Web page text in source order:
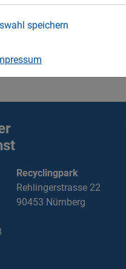
Recyclingpark
Rehlingerstrasse 22
90453 Nürnberg
speichern